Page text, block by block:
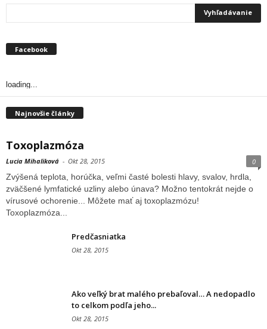
Facebook
loading...
Najnovšie články
Toxoplazmóza
Lucia Mihaliková - Okt 28, 2015 0
Zvýšená teplota, horúčka, veľmi časté bolesti hlavy, svalov, hrdla,
zväčšené lymfatické uzliny alebo únava? Možno tentokrát nejde o
vírusové ochorenie... Môžete mať aj toxoplazmózu!
Toxoplazmóza...
Predčasniatka
Okt 28, 2015
Ako veľký brat malého prebaľoval… A nedopadlo
to celkom podľa jeho...
Okt 28, 2015